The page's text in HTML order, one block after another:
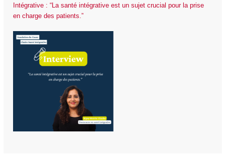
Intégrative : “La santé intégrative est un sujet crucial pour la prise
en charge des patients.”